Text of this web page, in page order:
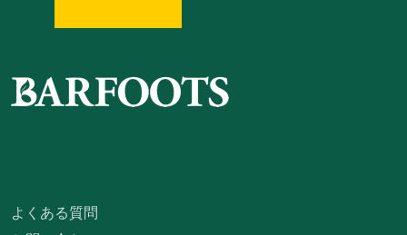
よくある質問